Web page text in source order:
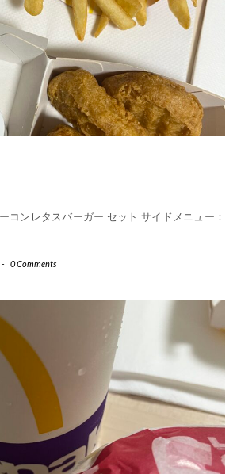
ーガー セット サイドメニュー：
- 0 Comments